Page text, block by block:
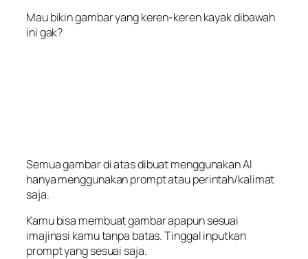
Mau bikin gambar yang keren-keren kayak dibawah
ini gak?
Semua gambar di atas dibuat menggunakan AI
hanya menggunakan prompt atau perintah/kalimat
saja.
Kamu bisa membuat gambar apapun sesuai
imajinasi kamu tanpa batas. Tinggal inputkan
prompt yang sesuai saja.